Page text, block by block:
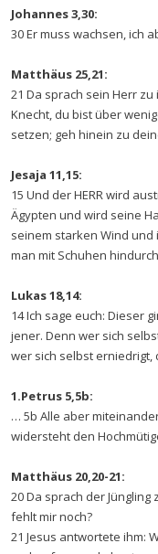
Johannes 3,30:
30 Er muss wachsen, ich
Matthäus 25,21:
21 Da sprach sein Herr
Knecht, du bist über
setzen; geh hinein zu
Jesaja 11,15:
15 Und der HERR wird
Ägypten und wird seine
seinem starken Wind
man mit Schuhen
Lukas 18,14:
14 Ich sage euch: Dieser
jener. Denn wer sich
wer sich selbst
1.Petrus 5,5b:
… 5b Alle aber
widersteht den
Matthäus 20,20-21:
20 Da sprach der
fehlt mir noch?
21 Jesus antwortete ihm: